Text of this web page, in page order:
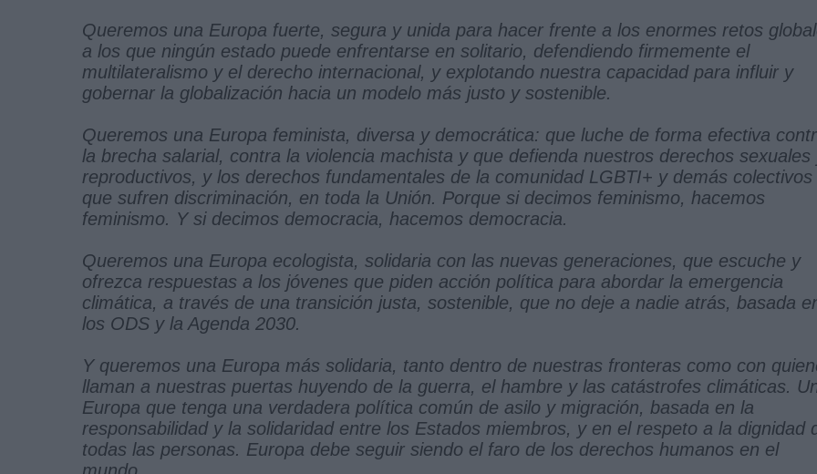
Queremos una Europa fuerte, segura y unida para hacer frente a los enormes retos
a los que ningún estado puede enfrentarse en solitario, defendiendo firmemente el
multilateralismo y el derecho internacional, y explotando nuestra capacidad para influir y
gobernar la globalización hacia un modelo más justo y sostenible.
Queremos una Europa feminista, diversa y democrática: que luche de forma efectiva
la brecha salarial, contra la violencia machista y que defienda nuestros derechos sexuales
reproductivos, y los derechos fundamentales de la comunidad LGBTI+ y demás colectivos
que sufren discriminación, en toda la Unión. Porque si decimos feminismo, hacemos
feminismo. Y si decimos democracia, hacemos democracia.
Queremos una Europa ecologista, solidaria con las nuevas generaciones, que escuche y
ofrezca respuestas a los jóvenes que piden acción política para abordar la emergencia
climática, a través de una transición justa, sostenible, que no deje a nadie atrás, basada
los ODS y la Agenda 2030.
Y queremos una Europa más solidaria, tanto dentro de nuestras fronteras como con
llaman a nuestras puertas huyendo de la guerra, el hambre y las catástrofes climáticas.
Europa que tenga una verdadera política común de asilo y migración, basada en la
responsabilidad y la solidaridad entre los Estados miembros, y en el respeto a la dignidad
todas las personas. Europa debe seguir siendo el faro de los derechos humanos en el